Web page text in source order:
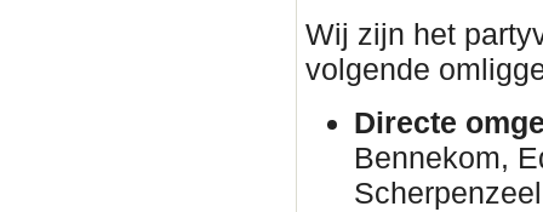
Wij zijn het
volgende
Directe
Bennekom,